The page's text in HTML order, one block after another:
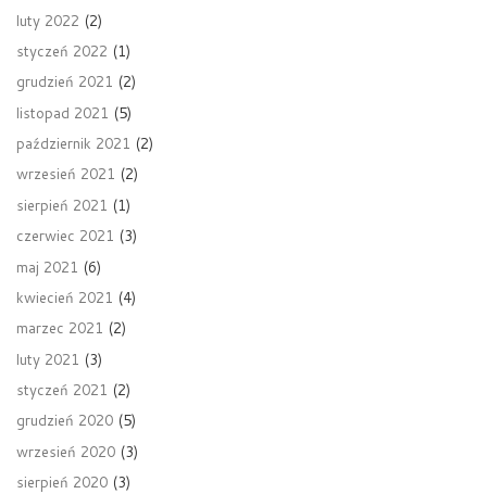
luty 2022 (2)
styczeń 2022 (1)
grudzień 2021 (2)
listopad 2021 (5)
październik 2021 (2)
wrzesień 2021 (2)
sierpień 2021 (1)
czerwiec 2021 (3)
maj 2021 (6)
kwiecień 2021 (4)
marzec 2021 (2)
luty 2021 (3)
styczeń 2021 (2)
grudzień 2020 (5)
wrzesień 2020 (3)
sierpień 2020 (3)